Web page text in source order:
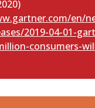
en/
2019-04-01-
consumers-